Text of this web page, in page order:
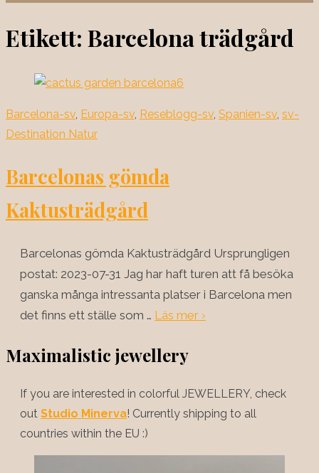
Etikett: Barcelona trädgård
Barcelona-sv, Europa-sv, Reseblogg-sv, Spanien-sv, sv-
Destination Natur
Barcelonas gömda
Kaktusträdgård
Barcelonas gömda Kaktusträdgård Ursprungligen
postat: 2023-07-31 Jag har haft turen att få besöka
ganska många intressanta platser i Barcelona men
det finns ett ställe som … Läs mer ›
Maximalistic jewellery
If you are interested in colorful JEWELLERY, check
out Studio Minerva! Currently shipping to all
countries within the EU :)